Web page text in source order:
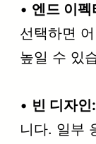
• 엔드 이펙
선택하면
높일 수 있
• 빈 디자인:
니다. 일부